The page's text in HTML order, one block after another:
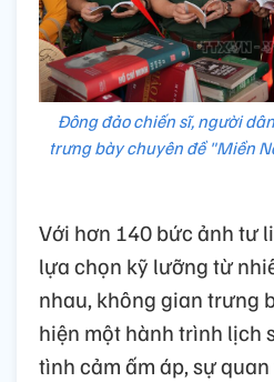
Đông đảo chiến sĩ, người
trưng bày chuyên đề "Miền
Với hơn 140 bức ảnh tư
lựa chọn kỹ lưỡng từ
nhau, không gian trưng
hiện một hành trình lịch
tình cảm ấm áp, sự